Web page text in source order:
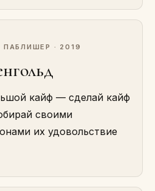
· 2019
кайф — сделай кайф
своими
их удовольствие